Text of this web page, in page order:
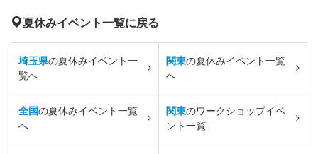
夏休みイベント一覧に戻る
埼玉県の夏休みイベント一
覧へ
関東の夏休みイベント一覧
へ
全国の夏休みイベント一覧
へ
関東のワークショップイベ
ント一覧